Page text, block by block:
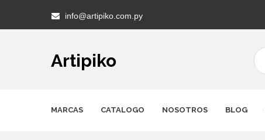
content
info@artipiko.com.py
Artipiko
MARCAS CATALOGO NOSOTROS BLOG